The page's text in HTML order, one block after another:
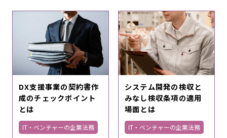
DX支援事業の契約書作
成のチェックポイント
とは
IT・ベンチャーの企業法務
システム開発の検収と
みなし検収条項の適用
場面とは
IT・ベンチャーの企業法務